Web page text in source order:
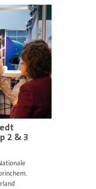
2 & 3